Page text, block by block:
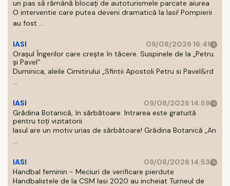
un pas să rămână blocați de autoturismele parcate aiurea
O interventie care putea deveni dramatică la Iasi! Pompierii
au fost ...
IASI
09/08/2026 16:41
Orașul Îngerilor care crește în tăcere. Suspinele de la „Petru
și Pavel”
Duminica, aleile Cimitirului „Sfintii Apostoli Petru si Pavel&rd
...
IASI
09/08/2026 14:59
Grădina Botanică, în sărbătoare. Intrarea este gratuită
pentru toți vizitatorii
Iasul are un motiv urias de sărbătoare! Grădina Botanică „An
...
IASI
09/08/2026 14:53
Handbal feminin - Meciuri de verificare pierdute
Handbalistele de la CSM Iasi 2020 au incheiat Turneul de